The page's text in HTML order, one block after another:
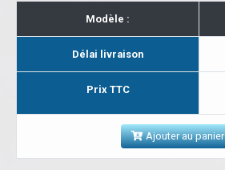
Modèle :
Délai livraison
Prix TTC
Ajouter au panier